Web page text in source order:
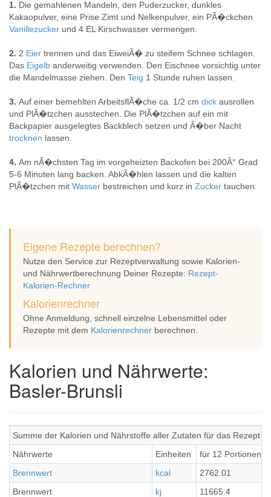
1. Die gemahlenen Mandeln, den Puderzucker, dunkles
Kakaopulver, eine Prise Zimt und Nelkenpulver, ein PÃ�ckchen
Vanillezucker und 4 EL Kirschwasser vermengen.
2. 2 Eier trennen und das EiweiÃ� zu steifem Schnee schlagen.
Das Eigelb anderweitig verwenden. Den Eischnee vorsichtig unter
die Mandelmasse ziehen. Den Teig 1 Stunde ruhen lassen.
3. Auf einer bemehlten ArbeitsflÃ�che ca. 1/2 cm dick ausrollen
und PlÃ�tzchen ausstechen. Die PlÃ�tzchen auf ein mit
Backpapier ausgelegtes Backblech setzen und Ã�ber Nacht
trocknen lassen.
4. Am nÃ�chsten Tag im vorgeheizten Backofen bei 200Â° Grad
5-6 Minuten lang backen. AbkÃ�hlen lassen und die kalten
PlÃ�tzchen mit Wasser bestreichen und kurz in Zucker tauchen.
Eigene Rezepte berechnen?
Nutze den Service zur Rezeptverwaltung sowie Kalorien-
und Nährwertberechnung Deiner Rezepte: Rezept-
Kalorien-Rechner
Kalorienrechner
Ohne Anmeldung, schnell einzelne Lebensmittel oder
Rezepte mit dem Kalorienrechner berechnen.
Kalorien und Nährwerte:
Basler-Brunsli
Summe der Kalorien und Nährstoffe aller Zutaten für das Rezept
Nährwerte
Einheiten
für 12 Portionen
Brennwert
kcal
2762.01
Brennwert
kj
11665.4